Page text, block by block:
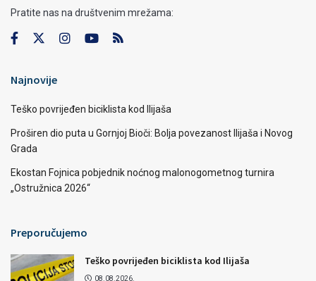
Pratite nas na društvenim mrežama:
Najnovije
Teško povrijeđen biciklista kod Ilijaša
Proširen dio puta u Gornjoj Bioči: Bolja povezanost Ilijaša i Novog
Grada
Ekostan Fojnica pobjednik noćnog malonogometnog turnira
„Ostružnica 2026“
Preporučujemo
Teško povrijeđen biciklista kod Ilijaša
08.08.2026.